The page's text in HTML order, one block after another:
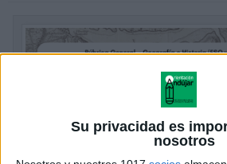
Su privacidad es
nosotros